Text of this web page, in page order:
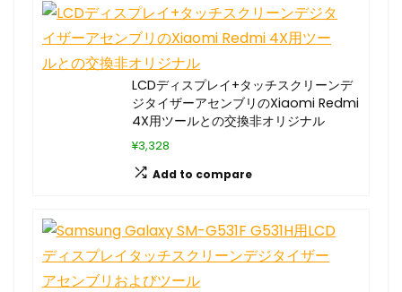
LCDディスプレイ+タッチスクリーンデ
ジタイザーアセンブリのXiaomi Redmi
4X用ツールとの交換非オリジナル
¥3,328
Add to compare